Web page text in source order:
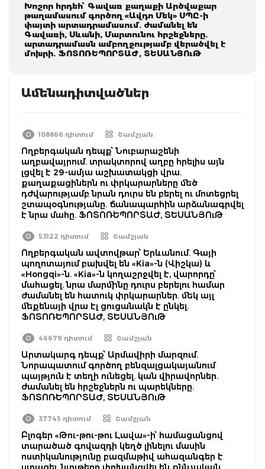
Խոշոր հրդեհ՝ Գավառ քաղաքի Արծվաքար
թաղամասում գործող «Ավդո Մեկ» ՍՊԸ-ի
փայտի արտադրամասում. ժամանել են
Գավառի, Սևանի, Մարտունու հրշեջները.
արտադրամասն ամբողջությամբ վերածվել է
մոխրի. ՖՈՏՈՌԵՊՈՐՏԱԺ, ՏԵՍԱՆՅՈւԹ
Ամենադիտվածներ
108866 դիտում Շամշյան
Ողբերգական դեպք՝ Նուբարաշենի
աղբավայրում. տրակտորով աղբը հրելիս այն
լցվել է 29-ամյա աշխատակցի վրա.
քաղաքացիներն ու փրկարարները մեծ
դժվարությամբ նրան դուրս են բերել ու մոտեցրել
շտապօգնությանը. ճանապարհին արձանագրվել
է նրա մահը. ՖՈՏՈՌԵՊՈՐՏԱԺ, ՏԵՍԱՆՅՈւԹ
53122 դիտում Շամշյան
Ողբերգական ավտովթար՝ Երևանում. Գայի
պողոտայում բախվել են «Kia»-ն (Վիշկա) և
«Hongqi»-ն. «Kia»-ն կողաշրջվել է, վարորդը՝
մահացել. նրա մարմինը դուրս բերելու համար
ժամանել են հատուկ փրկարարներ. մեկ այլ
մեքենայի վրա էլ ցուցանակն է ընկել.
ՖՈՏՈՌԵՊՈՐՏԱԺ, ՏԵՍԱՆՅՈւԹ
46679 դիտում Շամշյան
Արտակարգ դեպք՝ Արմավիրի մարզում.
Նորապատում գործող բենզալցակայանում
պայթյուն է տեղի ունեցել. կան վիրավորներ.
ժամանել են հրշեջներն ու պարեկները.
ՖՈՏՈՌԵՊՈՐՏԱԺ, ՏԵՍԱՆՅՈւԹ
37745 դիտում Շամշյան
Բլոգեր «Թու-թու-թու Լավա»-ի՝ համացանցով
տարածած գովազդի կեղծ լինելու մասին
ոստիկանությունը բազմաթիվ ահազանգեր է